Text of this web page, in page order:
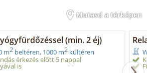
Mutasd a térképen
(min. 2 éj)
m2 beltéren, 1000 m2 kültéren
érkezés előtt 5 nappal
is